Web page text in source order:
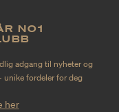
NO1
adgang til nyheter og
unike fordeler for deg
her